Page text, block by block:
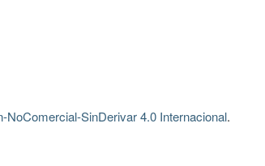
SinDerivar 4.0 Internacional.